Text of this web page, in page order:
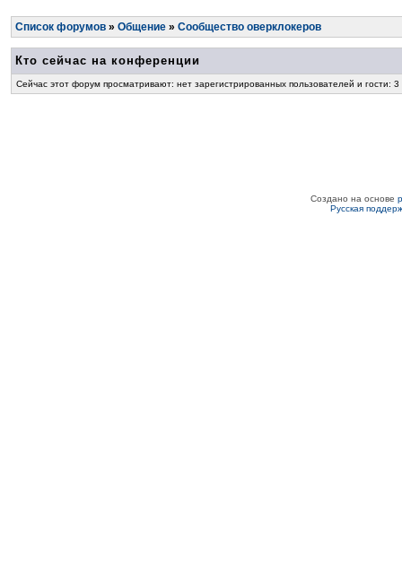
Список форумов » Общение » Сообщество оверклокеров
Кто сейчас на конференции
Сейчас этот форум просматривают: нет зарегистрированных пользователей и гости: 3
Создано на основе
Русская